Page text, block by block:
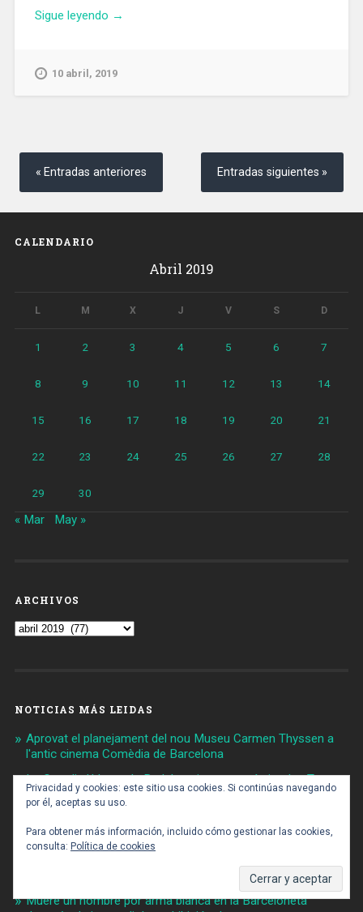
Sigue leyendo «Los
al
con
fuerza
en
comercios
→
10 abril, 2019
Navegación
Entradas anteriores Entradas siguientes
CALENDARIO
Abril 2019
L M X J V S D
1 2 3 4 5 6 7
8 9 10 11 12 13 14
15 16 17 18 19 20 21
22 23 24 25 26 27 28
29 30
« Mar May »
ARCHIVOS
Archivos
NOTICIAS MÁS LEIDAS
Aprovat el planejament del nou Museu Carmen Thyssen a
l'antic cinema Comèdia de Barcelona
La Guardia Urbana de Badalona incorporará pistolas Taser
para conflictos de alto riesgo
Montjuïc
Muere un hombre por arma blanca en la Barceloneta
Privacidad y cookies: este sitio usa cookies. Si continúas navegando
por él, aceptas su uso.
Para obtener más información, incluido cómo gestionar las cookies,
consulta: Política de cookies